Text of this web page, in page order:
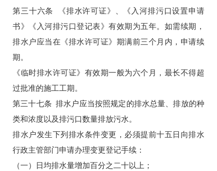
第三十六条 《排水许可证》、《入河排污口设置申请
书》《入河排污口登记表》有效期为五年。如需续期，
排水户应当在《排水许可证》期满前三个月内，申请续
期。
《临时排水许可证》有效期一般为六个月，最长不得超
过批准的施工工期。
第三十七条 排水户应当按照规定的排水总量、排放的种
类和浓度以及排污口数量排放污水。
排水户发生下列排水条件变更，必须提前十五日向排水
行政主管部门申请办理变更登记手续：
（一）日均排水量增加百分之二十以上；